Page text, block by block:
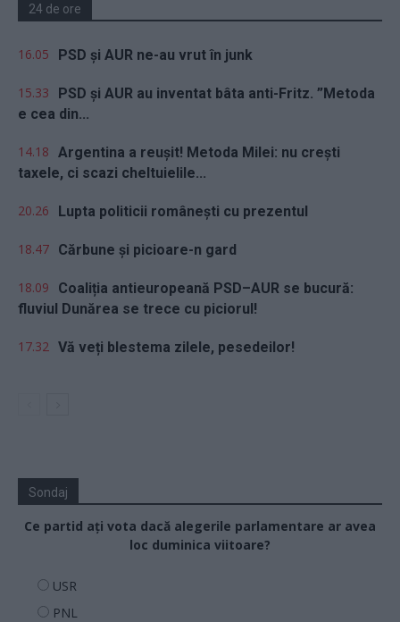
24 de ore
16.05 PSD și AUR ne-au vrut în junk
15.33
PSD și AUR au inventat bâta anti-Fritz. ”Metoda
e cea din...
14.18 Argentina a reușit! Metoda Milei: nu crești
taxele, ci scazi cheltuielile...
20.26 Lupta politicii românești cu prezentul
18.47 Cărbune și picioare-n gard
18.09
Coaliția antieuropeană PSD–AUR se bucură:
fluviul Dunărea se trece cu piciorul!
17.32 Vă veți blestema zilele, pesedeilor!
Sondaj
Ce partid ați vota dacă alegerile parlamentare ar avea
loc duminica viitoare?
USR
PNL